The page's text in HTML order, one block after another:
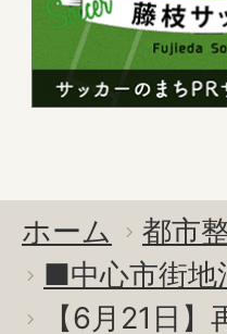
ホーム 都市
■中心市街地
【6月21日